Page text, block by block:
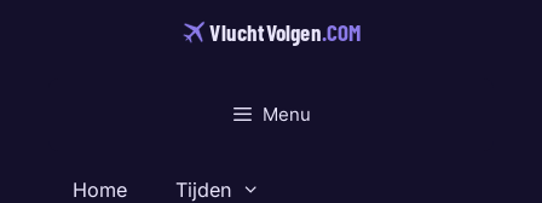
VluchtVolgen.COM
Menu
Home Tijden